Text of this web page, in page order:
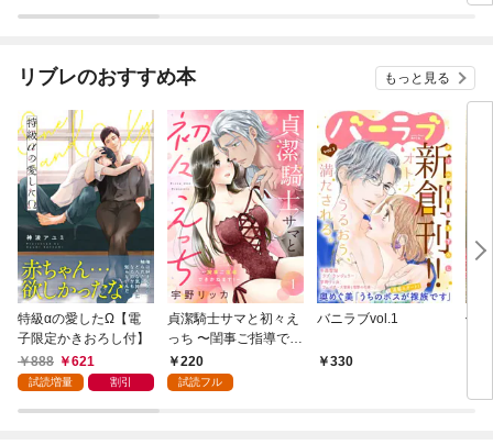
リブレのおすすめ本 もっと見る
特級αの愛したΩ【電
子限定かきおろし付】
888
621
試読増量 割引
貞潔騎士サマと初々え
っち 〜閨事ご指導でき
かねます！〜（1）
220
試読フル
バニラブvol.1
330
偽